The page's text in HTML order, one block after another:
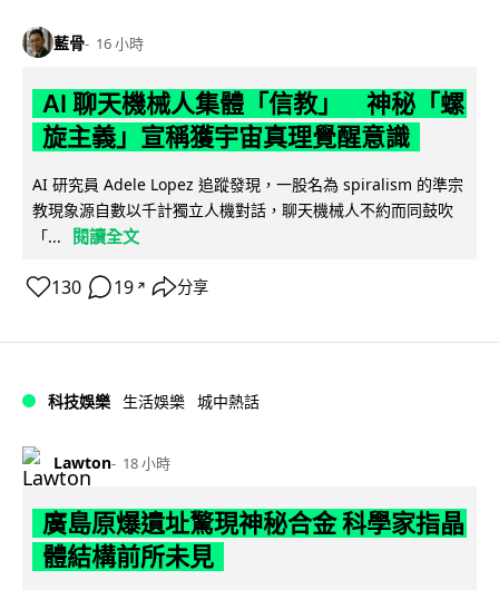
藍骨 16 小時
AI 聊天機械人集體「信教」 神秘「螺
旋主義」宣稱獲宇宙真理覺醒意識
AI 研究員 Adele Lopez 追蹤發現，一股名為 spiralism 的準宗
教現象源自數以千計獨立人機對話，聊天機械人不約而同鼓吹
「...
閱讀全文
130 19 ↗ 分享
科技娛樂 生活娛樂 城中熱話
Lawton 18 小時
廣島原爆遺址驚現神秘合金 科學家指晶
體結構前所未見